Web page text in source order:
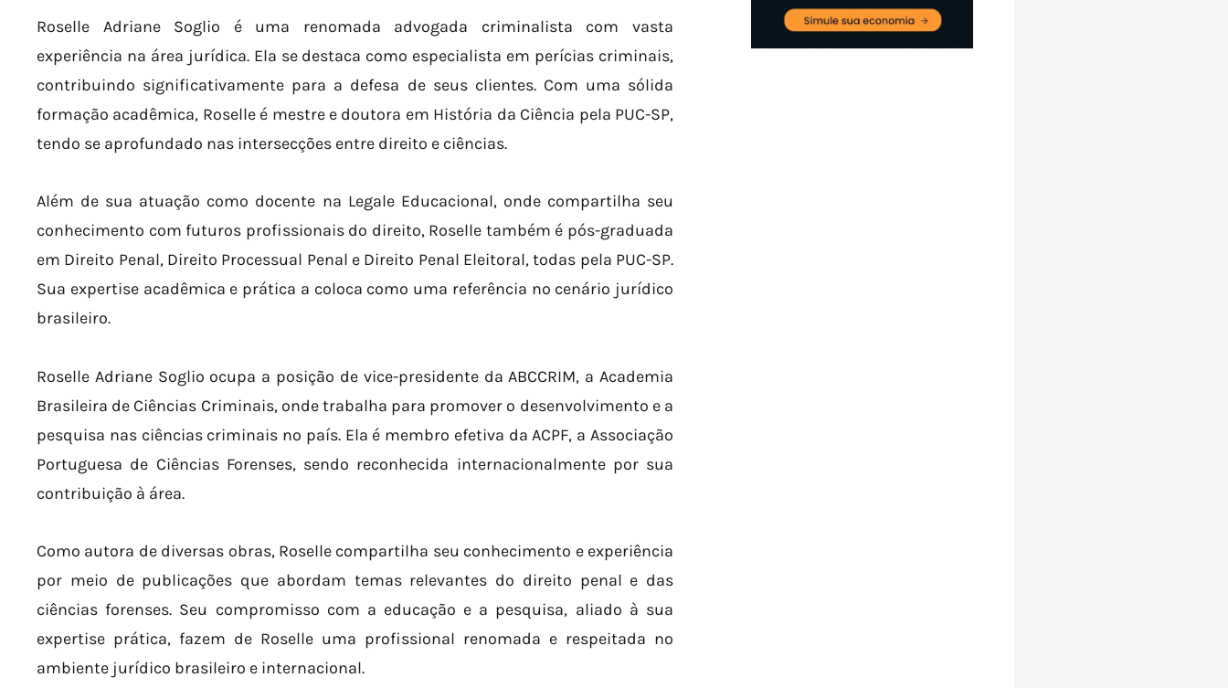
Roselle Adriane Soglio é uma renomada advogada criminalista com vasta
experiência na área jurídica. Ela se destaca como especialista em perícias criminais,
contribuindo significativamente para a defesa de seus clientes. Com uma sólida
formação acadêmica, Roselle é mestre e doutora em História da Ciência pela PUC-SP,
tendo se aprofundado nas intersecções entre direito e ciências.
Além de sua atuação como docente na Legale Educacional, onde compartilha seu
conhecimento com futuros profissionais do direito, Roselle também é pós-graduada
em Direito Penal, Direito Processual Penal e Direito Penal Eleitoral, todas pela PUC-SP.
Sua expertise acadêmica e prática a coloca como uma referência no cenário jurídico
brasileiro.
Roselle Adriane Soglio ocupa a posição de vice-presidente da ABCCRIM, a Academia
Brasileira de Ciências Criminais, onde trabalha para promover o desenvolvimento e a
pesquisa nas ciências criminais no país. Ela é membro efetiva da ACPF, a Associação
Portuguesa de Ciências Forenses, sendo reconhecida internacionalmente por sua
contribuição à área.
Como autora de diversas obras, Roselle compartilha seu conhecimento e experiência
por meio de publicações que abordam temas relevantes do direito penal e das
ciências forenses. Seu compromisso com a educação e a pesquisa, aliado à sua
expertise prática, fazem de Roselle uma profissional renomada e respeitada no
ambiente jurídico brasileiro e internacional.